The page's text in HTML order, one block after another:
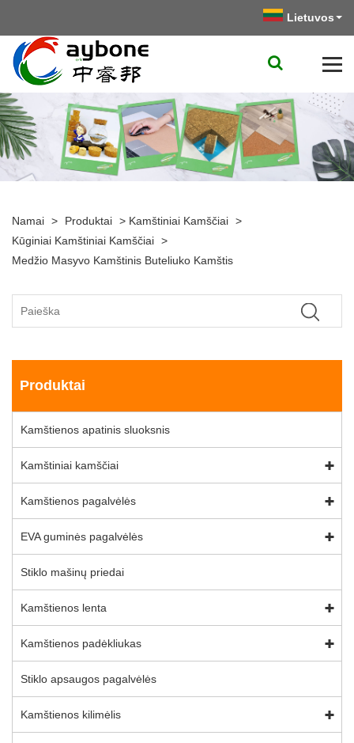
Lietuvos
Namai > Produktai > Kamštiniai Kamščiai >
Kūginiai Kamštiniai Kamščiai >
Medžio Masyvo Kamštinis Buteliuko Kamštis
Produktai
Kamštienos apatinis sluoksnis
Kamštiniai kamščiai
Kamštienos pagalvėlės
EVA guminės pagalvėlės
Stiklo mašinų priedai
Kamštienos lenta
Kamštienos padėkliukas
Stiklo apsaugos pagalvėlės
Kamštienos kilimėlis